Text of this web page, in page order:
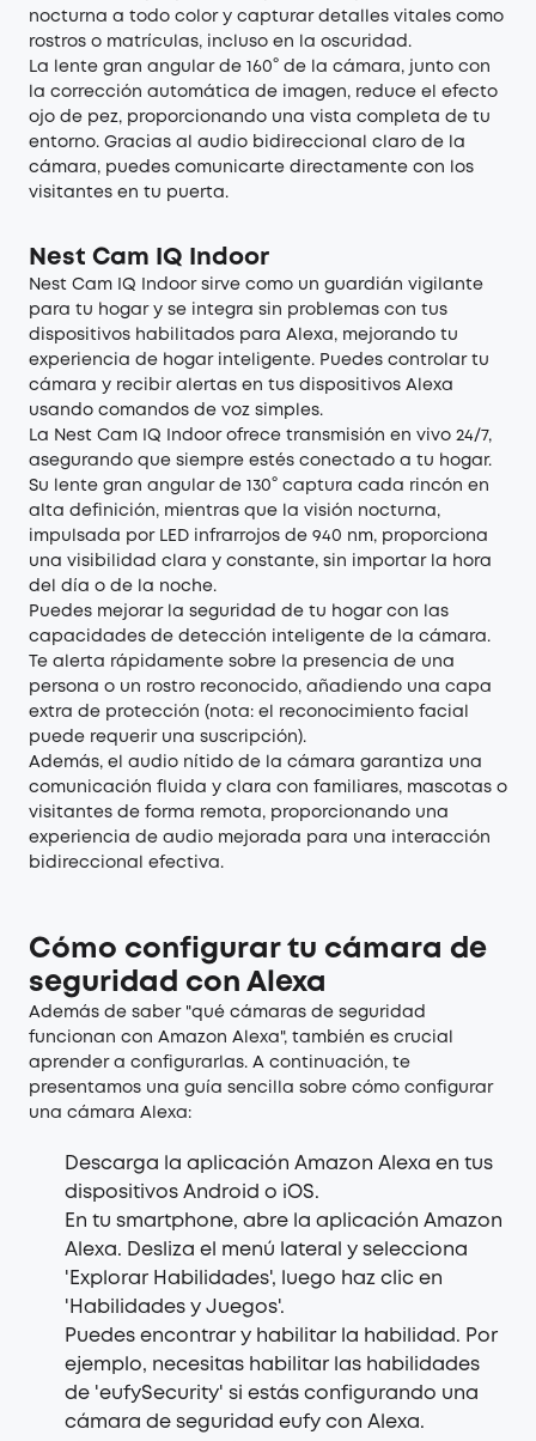
nocturna a todo color y capturar detalles vitales como
rostros o matrículas, incluso en la oscuridad.
La lente gran angular de 160° de la cámara, junto con
la corrección automática de imagen, reduce el efecto
ojo de pez, proporcionando una vista completa de tu
entorno. Gracias al audio bidireccional claro de la
cámara, puedes comunicarte directamente con los
visitantes en tu puerta.
Nest Cam IQ Indoor
Nest Cam IQ Indoor sirve como un guardián vigilante
para tu hogar y se integra sin problemas con tus
dispositivos habilitados para Alexa, mejorando tu
experiencia de hogar inteligente. Puedes controlar tu
cámara y recibir alertas en tus dispositivos Alexa
usando comandos de voz simples.
La Nest Cam IQ Indoor ofrece transmisión en vivo 24/7,
asegurando que siempre estés conectado a tu hogar.
Su lente gran angular de 130° captura cada rincón en
alta definición, mientras que la visión nocturna,
impulsada por LED infrarrojos de 940 nm, proporciona
una visibilidad clara y constante, sin importar la hora
del día o de la noche.
Puedes mejorar la seguridad de tu hogar con las
capacidades de detección inteligente de la cámara.
Te alerta rápidamente sobre la presencia de una
persona o un rostro reconocido, añadiendo una capa
extra de protección (nota: el reconocimiento facial
puede requerir una suscripción).
Además, el audio nítido de la cámara garantiza una
comunicación fluida y clara con familiares, mascotas o
visitantes de forma remota, proporcionando una
experiencia de audio mejorada para una interacción
bidireccional efectiva.
Cómo configurar tu cámara de
seguridad con Alexa
Además de saber "qué cámaras de seguridad
funcionan con Amazon Alexa", también es crucial
aprender a configurarlas. A continuación, te
presentamos una guía sencilla sobre cómo configurar
una cámara Alexa:
Descarga la aplicación Amazon Alexa en tus
dispositivos Android o iOS.
En tu smartphone, abre la aplicación Amazon
Alexa. Desliza el menú lateral y selecciona
'Explorar Habilidades', luego haz clic en
'Habilidades y Juegos'.
Puedes encontrar y habilitar la habilidad. Por
ejemplo, necesitas habilitar las habilidades
de 'eufySecurity' si estás configurando una
cámara de seguridad eufy con Alexa.